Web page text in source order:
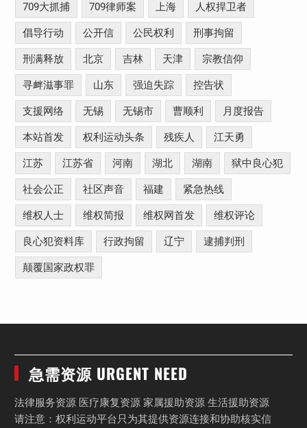
709大抓捕 709律师案 上海 人权捍卫者
倡导行动 公开信 公民权利 刑事拘留
刑满释放 北京 吉林 天津 宗教信仰
寻衅滋事罪 山东 强迫失踪 控告状
支援网络 无锡 无锡市 曹顺利 月度报告
本站首发 权利运动头条 残疾人 江天勇
江苏 江苏省 河南 湖北 湖南 狱中良心犯
社会公正 社区声音 福建 紧急热线
维权人士 维权简报 维权网首发 维权评论
良心犯资料库 行政拘留 辽宁 逮捕判刑
颠覆国家政权罪
急需资源 URGENT NEED
法律服务资源 医疗康复资源 家属援助资源 生活援助资源
请注意：权利运动平台只为其提供资源连接和协助核实信